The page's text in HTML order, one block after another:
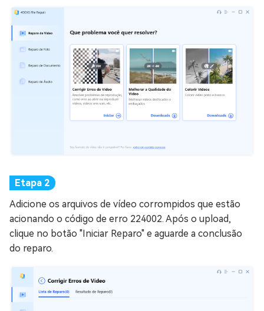
Adicione os arquivos de vídeo corrompidos que estão
acionando o código de erro 224002. Após o upload,
clique no botão "Iniciar Reparo" e aguarde a conclusão
do reparo.